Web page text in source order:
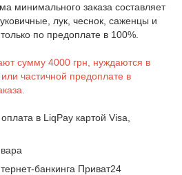
минимального заказа составляет
лук, чеснок, саженцы и
по предоплате в 100%.
сумму 4000 грн, нуждаются в
частичной предоплате в
в LiqPay картой Visa,
банкинга Приват24